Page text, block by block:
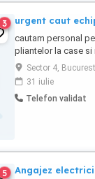
3 urgent caut
cautam personal
pliantelor la case si
Sector 4,
31 iulie
Telefon validat
5 Angajez